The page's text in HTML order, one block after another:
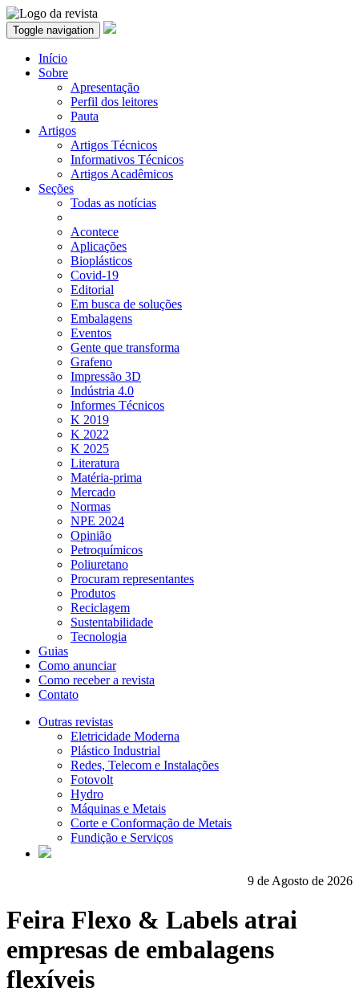
Toggle navigation
Início
Sobre
Apresentação
Perfil dos leitores
Pauta
Artigos
Artigos Técnicos
Informativos Técnicos
Artigos Acadêmicos
Seções
Todas as notícias
Acontece
Aplicações
Bioplásticos
Covid-19
Editorial
Em busca de soluções
Embalagens
Eventos
Gente que transforma
Grafeno
Impressão 3D
Indústria 4.0
Informes Técnicos
K 2019
K 2022
K 2025
Literatura
Matéria-prima
Mercado
Normas
NPE 2024
Opinião
Petroquímicos
Poliuretano
Procuram representantes
Produtos
Reciclagem
Sustentabilidade
Tecnologia
Guias
Como anunciar
Como receber a revista
Contato
Outras revistas
Eletricidade Moderna
Plástico Industrial
Redes, Telecom e Instalações
Fotovolt
Hydro
Máquinas e Metais
Corte e Conformação de Metais
Fundição e Serviços
9 de Agosto de 2026
Feira Flexo & Labels atrai
empresas de embalagens
flexíveis